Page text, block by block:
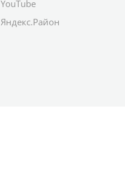
YouTube
Яндекс.Район